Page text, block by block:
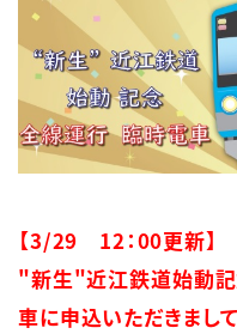
English 簡体中
【3/29　12：00更新】
"新生"近江鉄道始動記
車に申込いただきまして